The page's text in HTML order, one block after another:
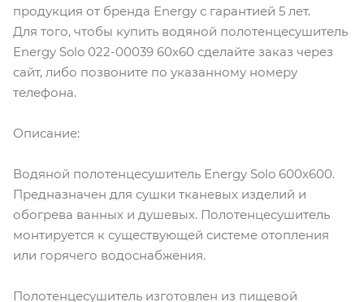
продукция от бренда Energy с гарантией 5 лет.
Для того, чтобы купить водяной полотенцесушитель
Energy Solo 022-00039 60x60 сделайте заказ через
сайт, либо позвоните по указанному номеру
телефона.
Описание:
Водяной полотенцесушитель Energy Solo 600х600.
Предназначен для сушки тканевых изделий и
обогрева ванных и душевых. Полотенцесушитель
монтируется к существующей системе отопления
или горячего водоснабжения.
Полотенцесушитель изготовлен из пищевой